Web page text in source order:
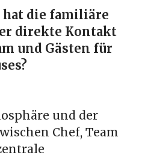
hat die familiäre
direkte Kontakt
und Gästen für
und der
Chef, Team